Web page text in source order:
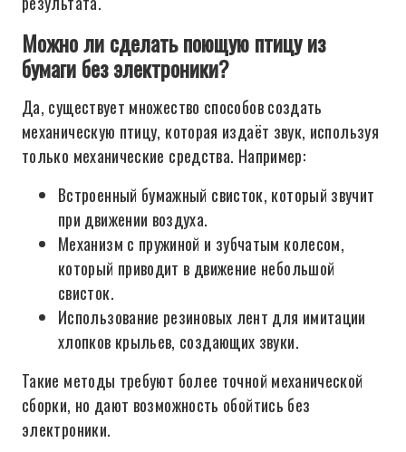
Можно ли сделать поющую птицу из
бумаги без электроники?
Да, существует множество способов создать
механическую птицу, которая издаёт звук, используя
только механические средства. Например:
Встроенный бумажный свисток, который звучит
при движении воздуха.
Механизм с пружиной и зубчатым колесом,
который приводит в движение небольшой
свисток.
Использование резиновых лент для имитации
хлопков крыльев, создающих звуки.
Такие методы требуют более точной механической
сборки, но дают возможность обойтись без
электроники.